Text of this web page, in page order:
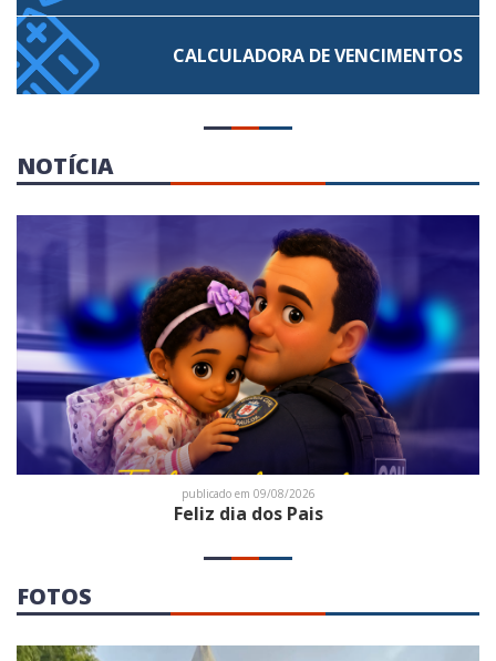
CALCULADORA DE VENCIMENTOS
NOTÍCIA
publicado em 09/08/2026
Feliz dia dos Pais
FOTOS